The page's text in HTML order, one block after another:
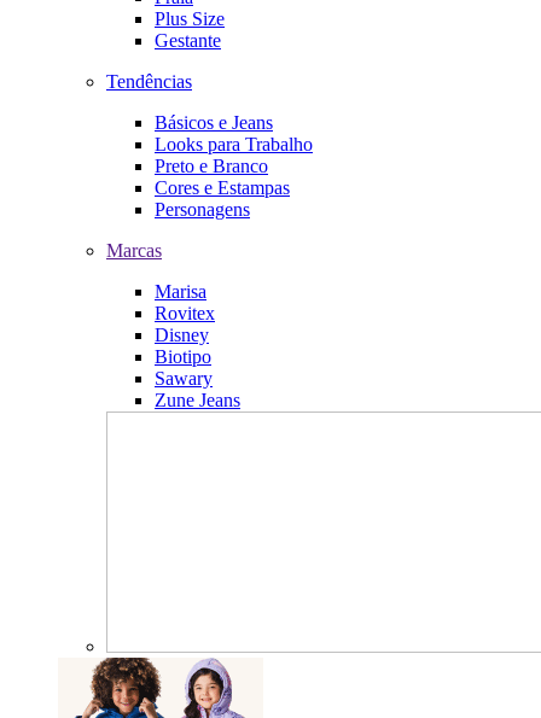
Plus Size
Gestante
Tendências
Básicos e Jeans
Looks para Trabalho
Preto e Branco
Cores e Estampas
Personagens
Marcas
Marisa
Rovitex
Disney
Biotipo
Sawary
Zune Jeans